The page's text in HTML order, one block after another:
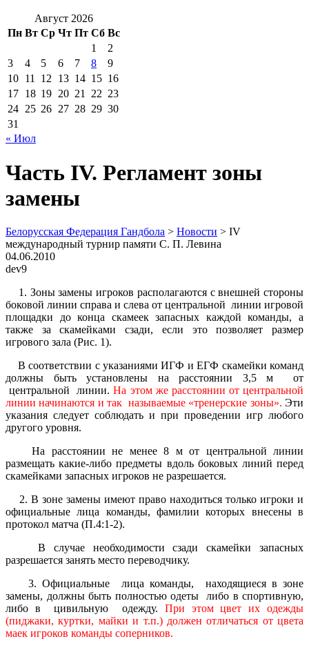
Август 2026
Пн Вт Ср Чт Пт Сб Вс
1
2
3
4 5 6 7 8
9
10 11 12 13 14 15 16
17 18 19 20 21 22 23
24 25 26 27 28 29 30
31
« Июл
Часть IV. Регламент зоны
замены
Белорусская Федерация Гандбола > Новости > IV
международный турнир памяти С. П. Левина
04.06.2010
dev9
1. Зоны замены игроков располагаются с внешней стороны
боковой линии справа и слева от центральной линии игровой
площадки до конца скамеек запасных каждой команды, а
также за скамейками сзади, если это позволяет размер
игрового зала (Рис. 1).
В соответствии с указаниями ИГФ и ЕГФ скамейки команд
должны быть установлены на расстоянии 3,5 м от
центральной линии.На этом же расстоянии от центральной
линии начинаются и так называемые «тренерские зоны». Эти
указания следует соблюдать и при проведении игр любого
другого уровня.
На расстоянии не менее 8 м от центральной линии
размещать какие-либо предметы вдоль боковых линий перед
скамейками запасных игроков не разрешается.
2. В зоне замены имеют право находиться только игроки и
официальные лица команды, фамилии которых внесены в
протокол матча (П.4:1-2).
В случае необходимости сзади скамейки запасных
разрешается занять место переводчику.
3. Официальные лица команды, находящиеся в зоне
замены, должны быть полностью одеты либо в спортивную,
либо в цивильную одежду. При этом цвет их одежды
(пиджаки, куртки, майки и т.п.) должен отличаться от цвета
маек игроков команды соперников.